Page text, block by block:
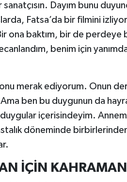
Dayım bunu
Fatsa’da bir filmini
ona baktım, bir de perdeye
benim için yanımda
onu merak ediyorum. Onun
ben bu duygunun da
içerisindeyim.
döneminde
İÇİN